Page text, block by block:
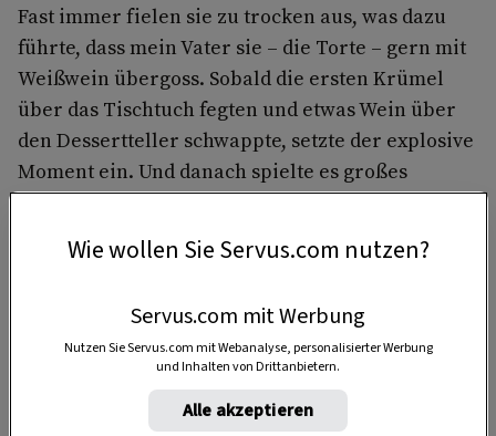
Fast immer fielen sie zu trocken aus, was dazu
führte, dass mein Vater sie – die Torte – gern mit
Weißwein übergoss. Sobald die ersten Krümel
über das Tischtuch fegten und etwas Wein über
den Dessertteller schwappte, setzte der explosive
Moment ein. Und danach spielte es großes
Familienkino.
unkomplizierter Zaunerstollen
Für friedliche Stimmung sorgte hingegen
, der sich in seinem liebenswerten
Wie wollen Sie Servus.com nutzen?
Servus.com mit Werbung
Nutzen Sie Servus.com mit Webanalyse, personalisierter Werbung
und Inhalten von Drittanbietern.
Alle akzeptieren